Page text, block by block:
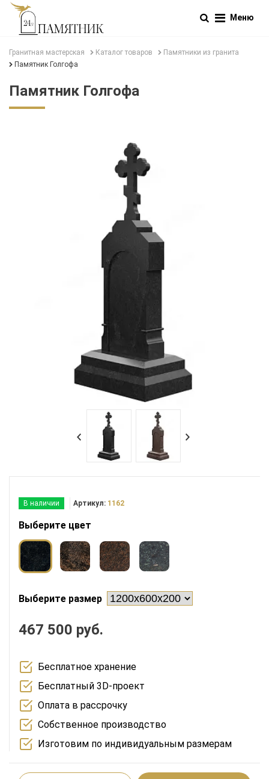
Меню
Гранитная мастерская Каталог товаров
Памятники из гранита
Памятник Голгофа
Памятник Голгофа
В наличии Артикул: 1162
Выберите цвет
Выберите размер
467 500 руб.
Бесплатное хранение
Бесплатный 3D-проект
Оплата в рассрочку
Собственное производство
Изготовим по индивидуальным размерам